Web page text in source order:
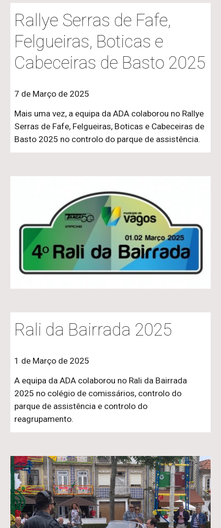
Rallye Serras de Fafe,
Felgueiras, Boticas e
Cabeceiras de Basto 2025
7 de Março de 2025
Mais uma vez, a equipa da ADA colaborou no Rallye
Serras de Fafe, Felgueiras, Boticas e Cabeceiras de
Basto 2025 no controlo do parque de assistência.
Rali da Bairrada 2025
1 de Março de 2025
A equipa da ADA colaborou no Rali da Bairrada
2025 no colégio de comissários, controlo do
parque de assistência e controlo do
reagrupamento.